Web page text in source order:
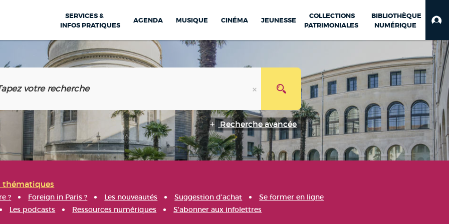
SERVICES &
INFOS PRATIQUES
AGENDA MUSIQUE CINÉMA JEUNESSE
COLLECTIONS
PATRIMONIALES
BIBLIOTHÈQUE
NUMÉRIQUE
Recherche avancée
thématiques
? Foreign in Paris ? Les nouveautés Suggestion d'achat
Se former en ligne
Les podcasts Ressources numériques S'abonner aux infolettres